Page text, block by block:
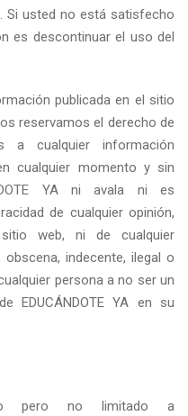
Si usted no está satisfecho
es descontinuar el uso del
publicada en el sitio
reservamos el derecho de
a cualquier información
cualquier momento y sin
YA ni avala ni es
de cualquier opinión,
web, ni de cualquier
indecente, ilegal o
persona a no ser un
EDUCÁNDOTE YA en su
pero no limitado a